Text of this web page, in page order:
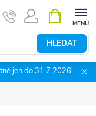
HLEDAT
NÁKUPNÍ
KOŠÍK
jen do 31.7.2026!